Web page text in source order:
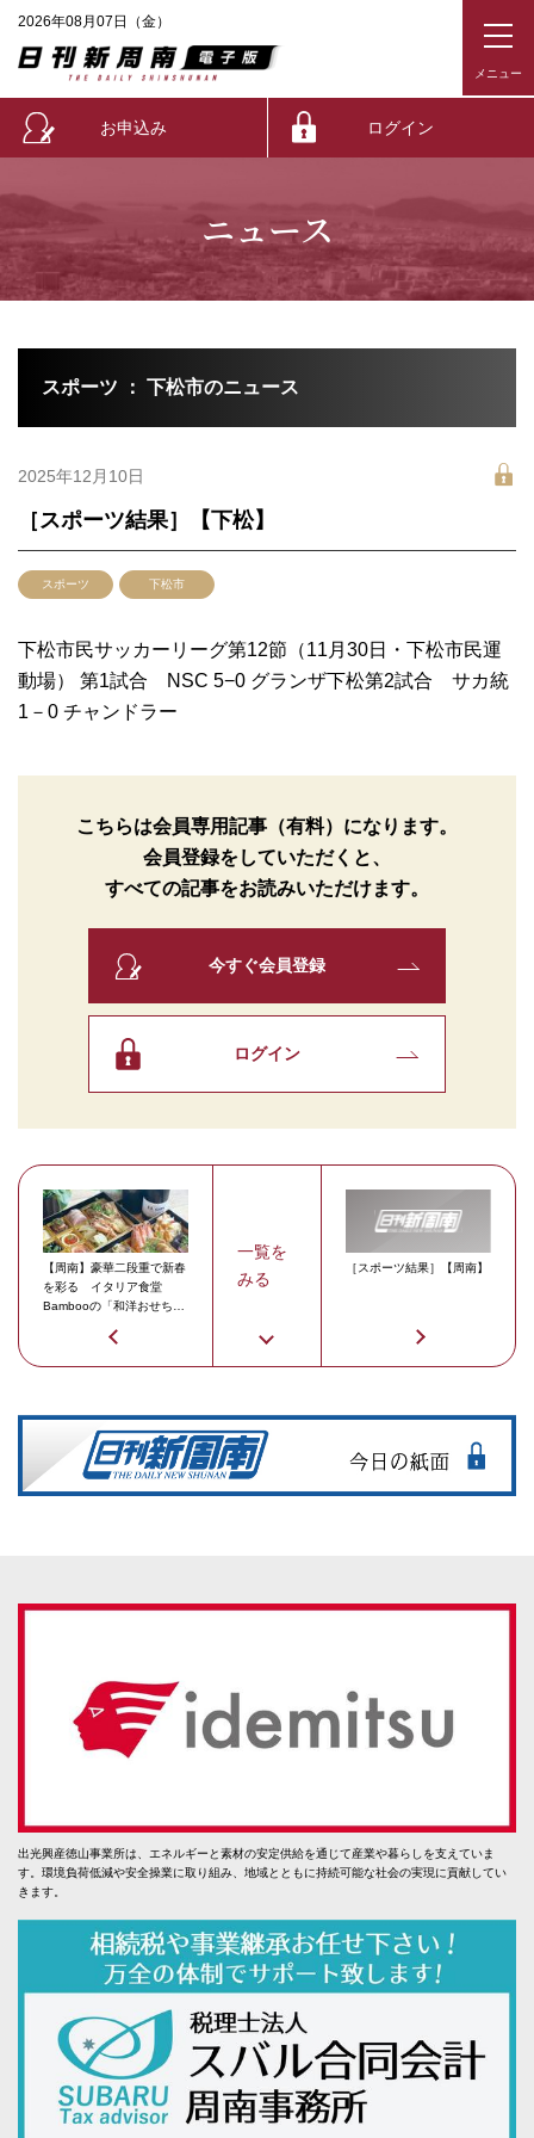
2026年08月07日（金）
お申込み ログイン
ニュース
スポーツ ： 下松市のニュース
2025年12月10日
［スポーツ結果］【下松】
スポーツ 下松市
下松市民サッカーリーグ第12節（11月30日・下松市民運
動場） 第1試合 NSC 5−0 グランザ下松第2試合 サカ統
1－0 チャンドラー
こちらは会員専用記事（有料）になります。
会員登録をしていただくと、
すべての記事をお読みいただけます。
今すぐ会員登録
ログイン
【周南】豪華二段重で新春
を彩る イタリア食堂
Bambooの「和洋おせち
一覧を
みる
［スポーツ結果］【周南】
出光興産徳山事業所は、エネルギーと素材の安定供給を通じて産業や暮らしを支えていま
す。環境負荷低減や安全操業に取り組み、地域とともに持続可能な社会の実現に貢献してい
きます。